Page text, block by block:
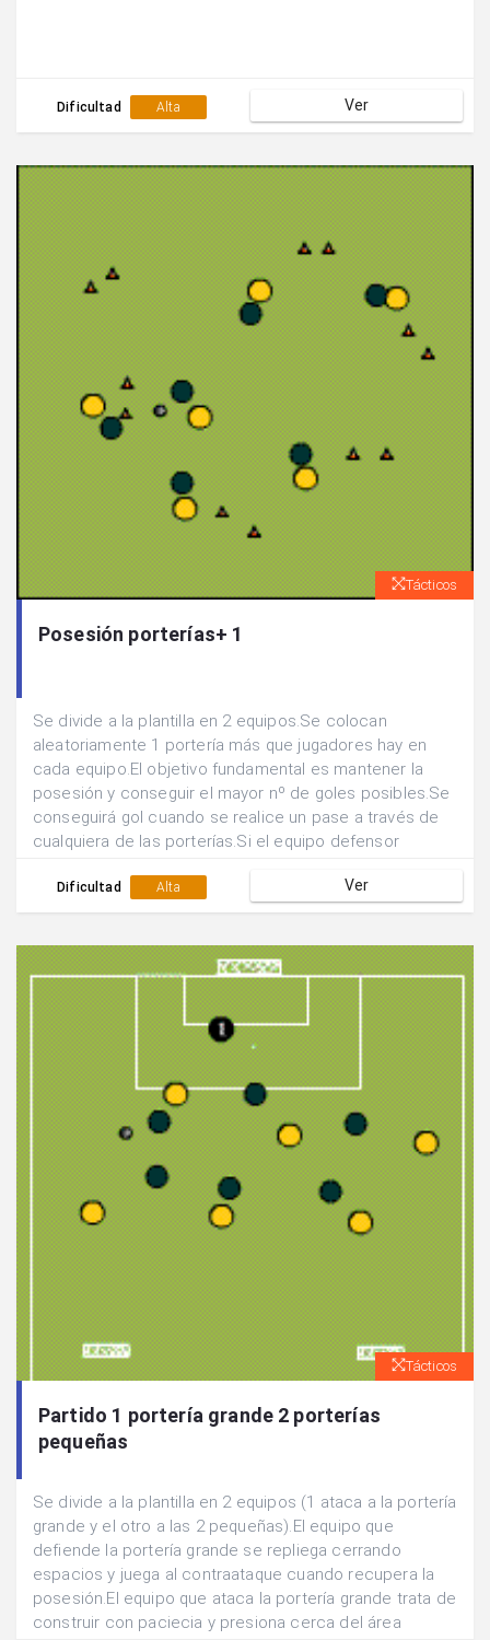
Dificultad Alta Ver
Tácticos
Posesión porterías+ 1
Se divide a la plantilla en 2 equipos.Se colocan
aleatoriamente 1 portería más que jugadores hay en
cada equipo.El objetivo fundamental es mantener la
posesión y conseguir el mayor nº de goles posibles.Se
conseguirá gol cuando se realice un pase a través de
cualquiera de las porterías.Si el equipo defensor
Dificultad Alta Ver
Tácticos
Partido 1 portería grande 2 porterías
pequeñas
Se divide a la plantilla en 2 equipos (1 ataca a la portería
grande y el otro a las 2 pequeñas).El equipo que
defiende la portería grande se repliega cerrando
espacios y juega al contraataque cuando recupera la
posesión.El equipo que ataca la portería grande trata de
construir con paciecia y presiona cerca del área